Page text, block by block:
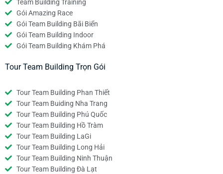
Team Building Training
Gói Amazing Race
Gói Team Building Bãi Biển
Gói Team Building Indoor
Gói Team Building Khám Phá
Tour Team Building Trọn Gói
Tour Team Building Phan Thiết
Tour Team Buiding Nha Trang
Tour Team Building Phú Quốc
Tour Team Building Hồ Tràm
Tour Team Building LaGi
Tour Team Building Long Hải
Tour Team Building Ninh Thuận
Tour Team Building Đà Lạt